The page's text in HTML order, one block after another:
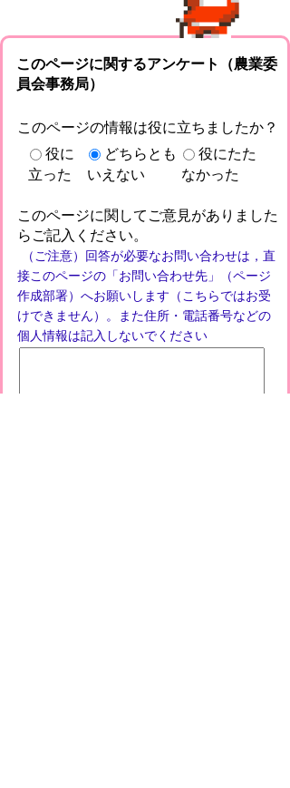
このページに関するアンケート（農業委
員会事務局）
このページの情報は役に立ちましたか？
役に
立った
どちらとも
いえない
役にたた
なかった
このページに関してご意見がありました
らご記入ください。
（ご注意）回答が必要なお問い合わせは，直
接このページの「お問い合わせ先」（ページ
作成部署）へお願いします（こちらではお受
けできません）。また住所・電話番号などの
個人情報は記入しないでください